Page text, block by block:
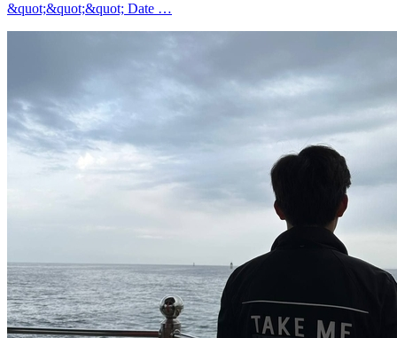
&quot;&quot;&quot; Date …